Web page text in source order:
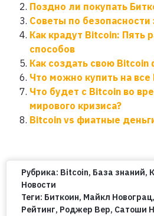
Поздно ли покупать
Советы по безопасности
Как крадут Bitcoin: Пять
способов
Как создать свою Bitcoin
Что можно купить на все
Что будет с Bitcoin во
мирового кризиса?
Bitcoin vs фиатные
Рубрика: Bitcoin, База знаний,
Новости
Теги: Биткоин, Майкл Новограц,
Рейтинг, Роджер Вер, Сатоши